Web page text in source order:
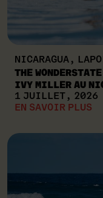
NICARAGUA,
THE
IVY MILLER AU
1 JUILLET, 2026
EN SAVOIR PLUS